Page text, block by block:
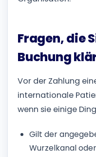
Fragen, die
Buchung
Vor der Zahlung
internationale
wenn sie einige
Gilt der
Wurzelkanal